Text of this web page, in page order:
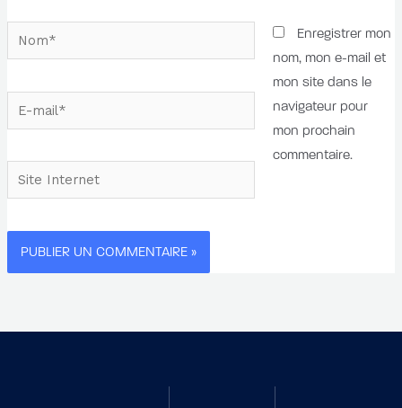
Nom*
mail*
Site
Internet
Enregistrer mon
nom, mon e-mail et
mon site dans le
navigateur pour
mon prochain
commentaire.